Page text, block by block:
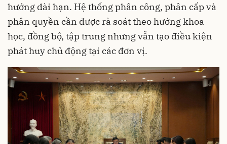
hướng dài hạn. Hệ thống phân công, phân cấp và
phân quyền cần được rà soát theo hướng khoa
học, đồng bộ, tập trung nhưng vẫn tạo điều kiện
phát huy chủ động tại các đơn vị.